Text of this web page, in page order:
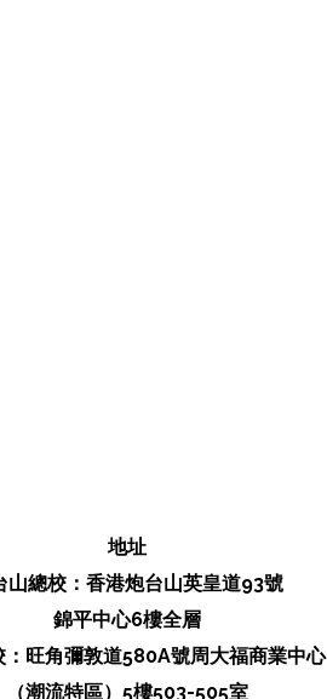
​地址
山總校：香港炮台山英皇道93號
錦平中心6樓全層
：旺角彌敦道580A號周大福商業中心
（潮流特區）5樓503-505室